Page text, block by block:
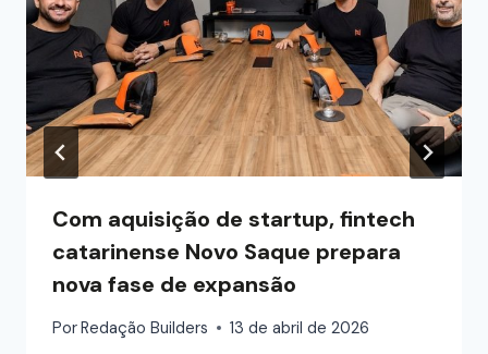
Com aquisição de startup, fintech
catarinense Novo Saque prepara
nova fase de expansão
PorRedação Builders 13 de abril de 2026